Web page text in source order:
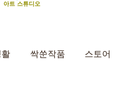
아트 스튜디오
싹쑨작품 스토어